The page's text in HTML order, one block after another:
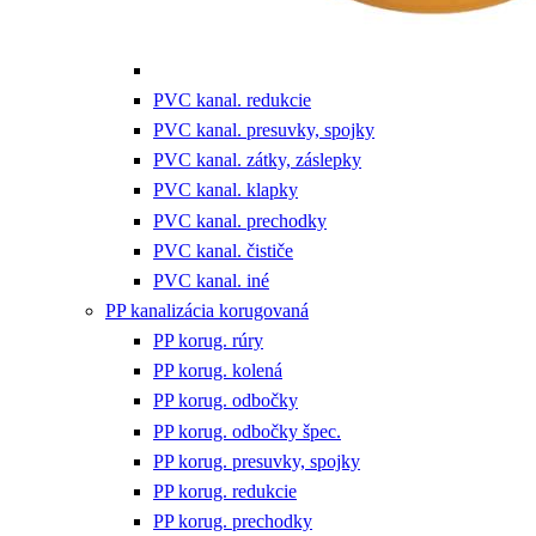
PVC kanal. redukcie
PVC kanal. presuvky, spojky
PVC kanal. zátky, záslepky
PVC kanal. klapky
PVC kanal. prechodky
PVC kanal. čističe
PVC kanal. iné
PP kanalizácia korugovaná
PP korug. rúry
PP korug. kolená
PP korug. odbočky
PP korug. odbočky špec.
PP korug. presuvky, spojky
PP korug. redukcie
PP korug. prechodky